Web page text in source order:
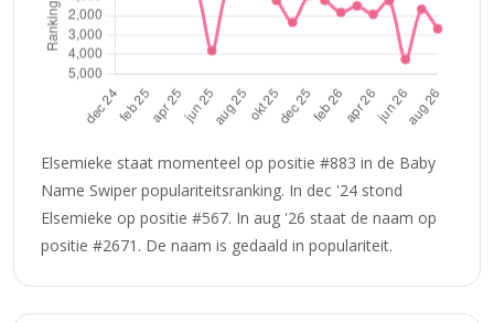
Elsemieke staat momenteel op positie #883 in de Baby
Name Swiper populariteitsranking. In dec '24 stond
Elsemieke op positie #567. In aug '26 staat de naam op
positie #2671. De naam is gedaald in populariteit.